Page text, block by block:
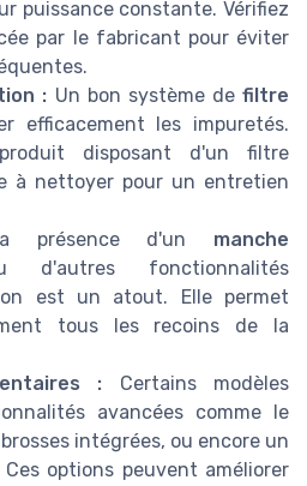
puissance constante. Vérifiez
par le fabricant pour éviter
: Un bon système de filtre
efficacement les impuretés.
disposant d'un filtre
à nettoyer pour un entretien
présence d'un manche
fonctionnalités
est un atout. Elle permet
tous les recoins de la
: Certains modèles
avancées comme le
intégrées, ou encore un
Ces options peuvent améliorer